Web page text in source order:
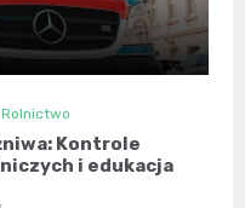
Rolnictwo
Kontrole
i edukacja